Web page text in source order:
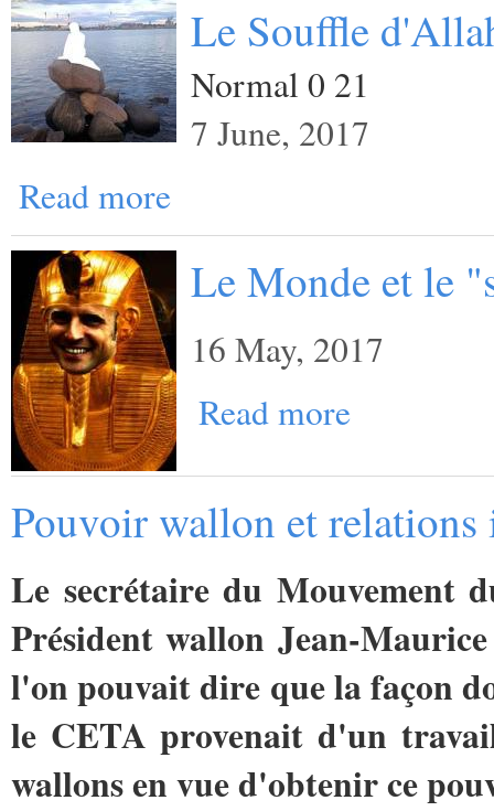
Le Souffle
Normal 0 21
7 June, 2017
Read more
Le Monde et le
16 May, 2017
Read more
Pouvoir wallon et relations
Le secrétaire du Mouvement
Président wallon Jean-
l'on pouvait dire que la façon
le CETA provenait d'un
wallons en vue d'obtenir ce